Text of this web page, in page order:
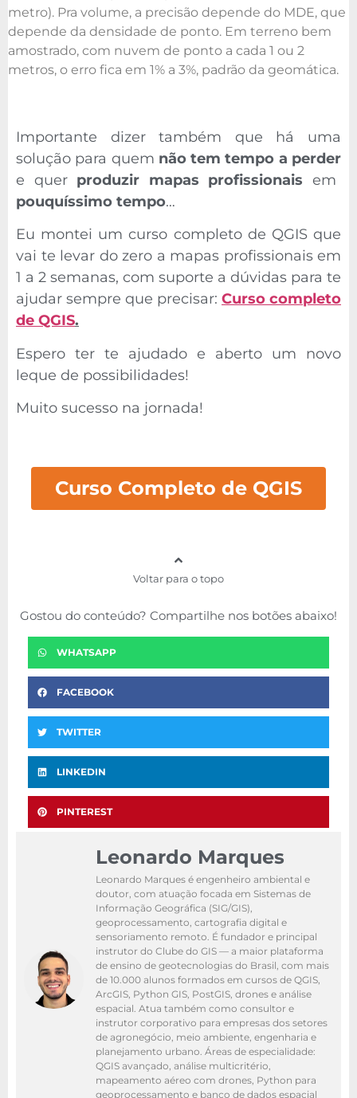
metro). Pra volume, a precisão depende do MDE, que
depende da densidade de ponto. Em terreno bem
amostrado, com nuvem de ponto a cada 1 ou 2
metros, o erro fica em 1% a 3%, padrão da geomática.
Importante dizer também que há uma
solução para quem não tem tempo a perder
e quer produzir mapas profissionais em
pouquíssimo tempo…
Eu montei um curso completo de QGIS que
vai te levar do zero a mapas profissionais em
1 a 2 semanas, com suporte a dúvidas para te
ajudar sempre que precisar: Curso completo
de QGIS.
Espero ter te ajudado e aberto um novo
leque de possibilidades!
Muito sucesso na jornada!
Curso Completo de QGIS
Voltar para o topo
Gostou do conteúdo? Compartilhe nos botões abaixo!
WHATSAPP
FACEBOOK
TWITTER
LINKEDIN
PINTEREST
Leonardo Marques
Leonardo Marques é engenheiro ambiental e
doutor, com atuação focada em Sistemas de
Informação Geográfica (SIG/GIS),
geoprocessamento, cartografia digital e
sensoriamento remoto. É fundador e principal
instrutor do Clube do GIS — a maior plataforma
de ensino de geotecnologias do Brasil, com mais
de 10.000 alunos formados em cursos de QGIS,
ArcGIS, Python GIS, PostGIS, drones e análise
espacial. Atua também como consultor e
instrutor corporativo para empresas dos setores
de agronegócio, meio ambiente, engenharia e
planejamento urbano. Áreas de especialidade:
QGIS avançado, análise multicritério,
mapeamento aéreo com drones, Python para
geoprocessamento e banco de dados espacial